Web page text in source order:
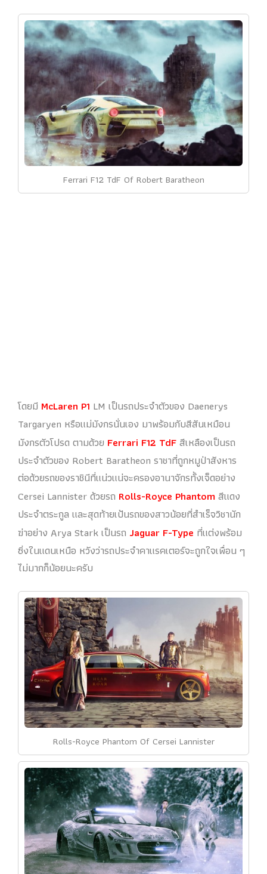
Ferrari F12 TdF Of Robert Baratheon
โดยมี McLaren P1 LM เป็นรถประจำตัวของ Daenerys
Targaryen หรือแม่มังกรนั่นเอง มาพร้อมกับสีสันเหมือน
มังกรตัวโปรด ตามด้วย Ferrari F12 TdFสีเหลืองเป็นรถ
ประจำตัวของ Robert Baratheon ราชาที่ถูกหมูป่าสังหาร
ต่อด้วยรถของราชินีที่แน่วแน่จะครองอานาจักรทั้งเจ็ดอย่าง
Cersei Lannister ด้วยรถ Rolls-Royce Phantomสีแดง
ประจำตระกูล และสุดท้ายเป้นรถของสาวน้อยที่สำเร็จวิชานัก
ฆ่าอย่าง Arya Stark เป็นรถ Jaguar F-Type ที่แต่งพร้อม
ซิ่งในแดนเหนือ หวังว่ารถประจำคาแรคเตอร์จะถูกใจเพื่อน ๆ
ไม่มากก็น้อยนะครับ
Rolls-Royce Phantom Of Cersei Lannister